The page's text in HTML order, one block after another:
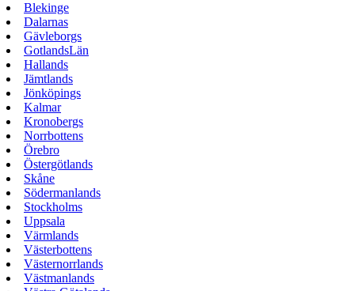
Blekinge
Dalarnas
Gävleborgs
GotlandsLän
Hallands
Jämtlands
Jönköpings
Kalmar
Kronobergs
Norrbottens
Örebro
Östergötlands
Skåne
Södermanlands
Stockholms
Uppsala
Värmlands
Västerbottens
Västernorrlands
Västmanlands